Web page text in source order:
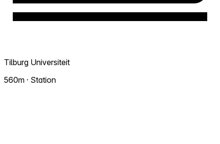
Tilburg Universiteit
560m · Station